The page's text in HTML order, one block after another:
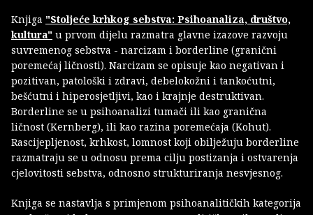
Knjiga "Stoljeće krhkog sebstva: Psihoanaliza, društvo,
kultura" u prvom dijelu razmatra glavne izazove razvoju
suvremenog sebstva - narcizam i borderline (granični
poremećaj ličnosti). Narcizam se opisuje kao negativan i
pozitivan, patološki i zdravi, debelokožni i tankoćutni,
bešćutni i hiperosjetljivi, kao i krajnje destruktivan.
Borderline se u psihoanalizi tumači ili kao granična
ličnost (Kernberg), ili kao razina poremećaja (Kohut).
Rascijepljenost, krhkost, lomnost koji obilježuju borderline
razmatraju se u odnosu prema cilju postizanja i ostvarenja
cjelovitosti sebstva, odnosno strukturiranja nesvjesnog.
Knjiga se nastavlja s primjenom psihoanalitičkih kategorija